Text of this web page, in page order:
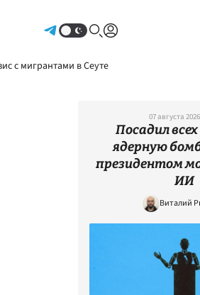
с мигрантами в Сеуте
07 августа
Посадил
ядерную
президентом
ИИ
Виталий